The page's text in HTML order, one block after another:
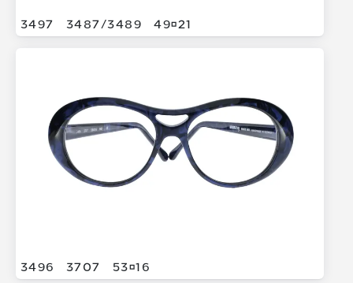
3497 3487/3489 4921
3496 3707 5316